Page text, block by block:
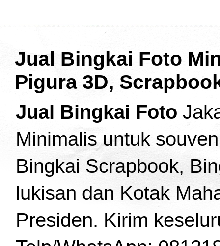
Jual Bingkai Foto
Pigura 3D,
Jual Bingkai Foto
Minimalis untuk
Bingkai Scrapbook,
lukisan dan Kotak
Presiden. Kirim